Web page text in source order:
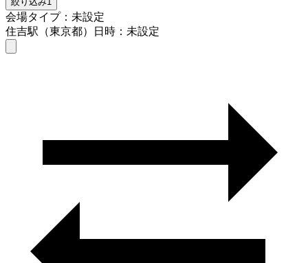
会場タイプ：未設定
住吉駅（東京都）
日時：未設定